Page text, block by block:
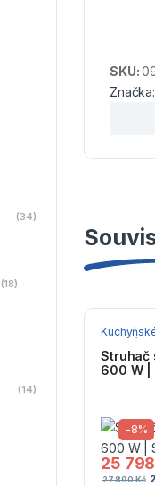
SKU:
Značka:
planetární
Struhač
600 W |
-8%
25 798
27 890Kč
(34)
(18)
(14)